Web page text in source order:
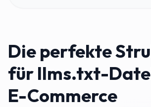
Die perfekte
für llms.txt-
E-Commerce